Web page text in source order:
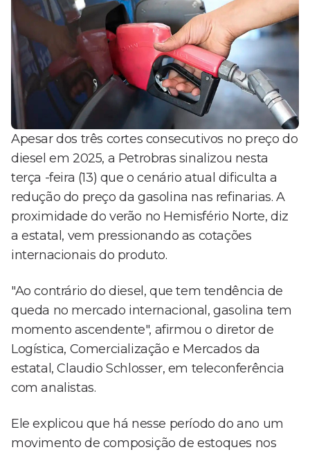
Apesar dos três cortes consecutivos no preço do
diesel em 2025, a Petrobras sinalizou nesta
terça -feira (13) que o cenário atual dificulta a
redução do preço da gasolina nas refinarias. A
proximidade do verão no Hemisfério Norte, diz
a estatal, vem pressionando as cotações
internacionais do produto.
"Ao contrário do diesel, que tem tendência de
queda no mercado internacional, gasolina tem
momento ascendente", afirmou o diretor de
Logística, Comercialização e Mercados da
estatal, Claudio Schlosser, em teleconferência
com analistas.
Ele explicou que há nesse período do ano um
movimento de composição de estoques nos